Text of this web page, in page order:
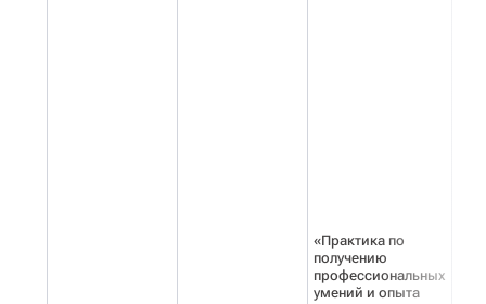
«Практика по
получению
профессиональных
умений и опыта